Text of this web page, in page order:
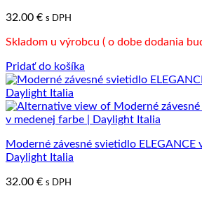
32.00 € s DPH
Skladom u výrobcu ( o dobe dodania
Pridať do košíka
Moderné závesné svietidlo ELEGANCE
Daylight Italia
32.00 € s DPH